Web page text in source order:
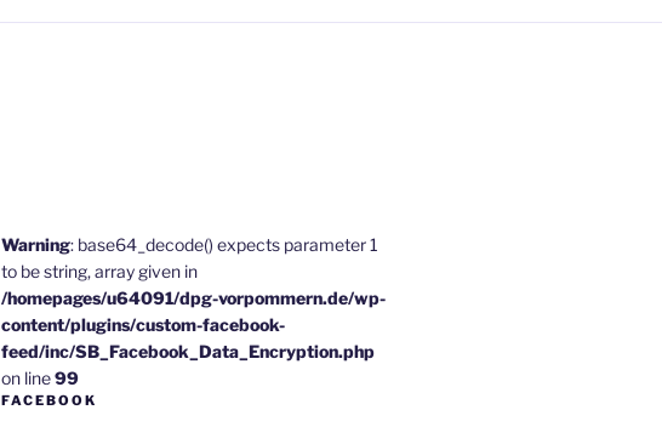
Warning: base64_decode() expects parameter 1
to be string, array given in
/homepages/u64091/dpg-vorpommern.de/wp-
content/plugins/custom-facebook-
feed/inc/SB_Facebook_Data_Encryption.php
on line99
FACEBOOK